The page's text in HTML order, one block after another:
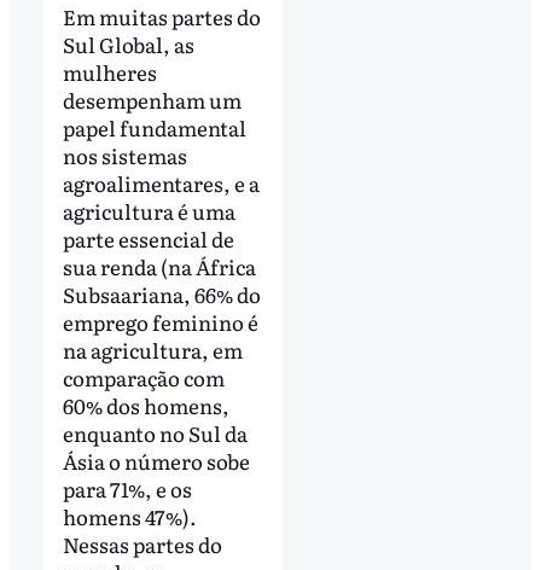
Em muitas partes do
Sul Global, as
mulheres
desempenham um
papel fundamental
nos sistemas
agroalimentares, e a
agricultura é uma
parte essencial de
sua renda (na África
Subsaariana, 66% do
emprego feminino é
na agricultura, em
comparação com
60% dos homens,
enquanto no Sul da
Ásia o número sobe
para 71%, e os
homens 47%).
Nessas partes do